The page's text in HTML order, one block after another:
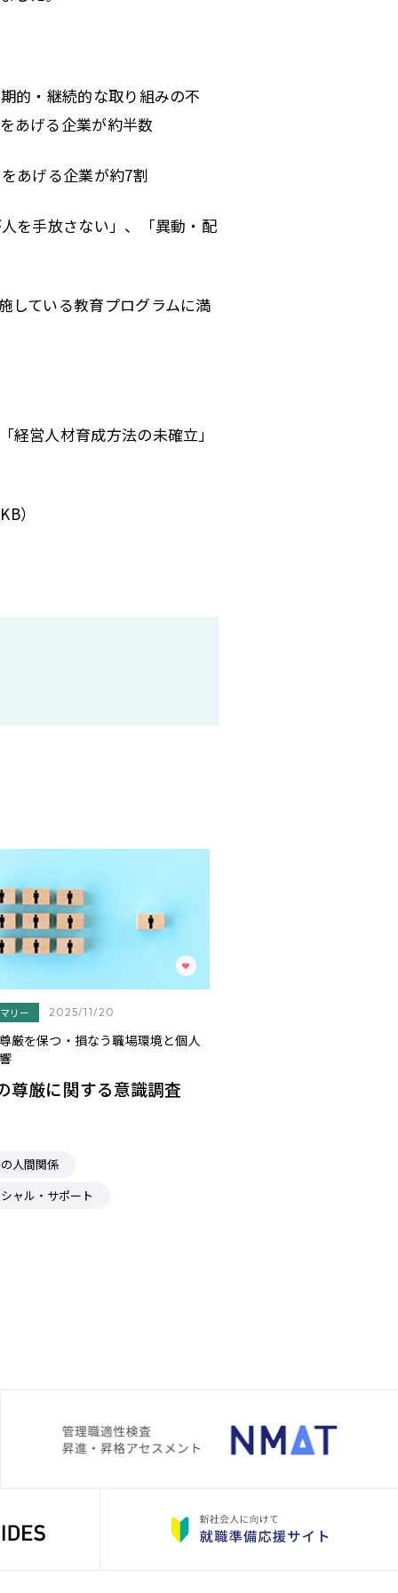
的・継続的な取り組みの不
あげる企業が約半数
あげる企業が約7割
を手放さない」、「異動・配
している教育プログラムに満
営人材育成方法の未確立」
）
リー 2025/11/20
厳を保つ・損なう職場環境と個人
尊厳に関する意識調査
人間関係
ャル・サポート